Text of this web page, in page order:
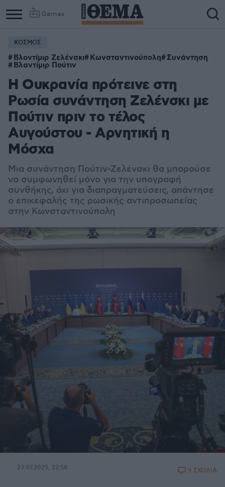
Games
ΚΟΣΜΟΣ
Βλοντίμιρ Ζελένσκι Κωνσταντινούπολη Συνάντηση
Βλαντίμιρ Πούτιν
Η Ουκρανία πρότεινε στη
Ρωσία συνάντηση Ζελένσκι με
Πούτιν πριν το τέλος
Αυγούστου - Αρνητική η
Μόσχα
Μια συνάντηση Πούτιν-Ζελένσκι θα μπορούσε
να συμφωνηθεί μόνο για την υπογραφή
συνθήκης, όχι για διαπραγματεύσεις, απάντησε
ο επικεφαλής της ρωσικής αντιπροσωπείας
στην Κωνσταντινούπολη
23.07.2025, 22:58 9 ΣΧΟΛΙΑ